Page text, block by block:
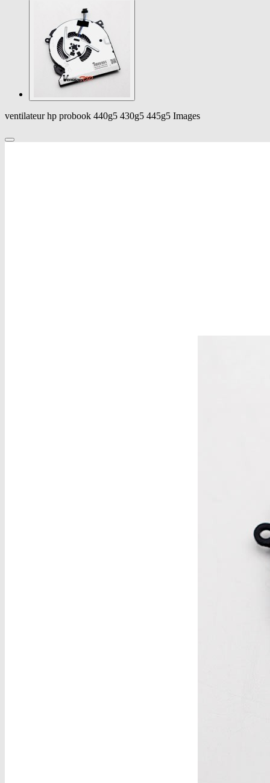
ventilateur hp probook 440g5 430g5 445g5 Images